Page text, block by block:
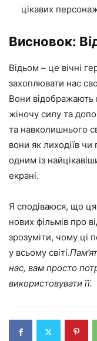
цікавих
Висновок:
Відьом – це вічні
захоплювати нас
Вони відображають
жіночу силу та
та навколишнього
вони як лиходіїв
одним із
екрані.
Я сподіваюся, що
нових фільмів про
зрозуміти, чому ці
у всьому світі.
нас, вам просто
використовувати її.